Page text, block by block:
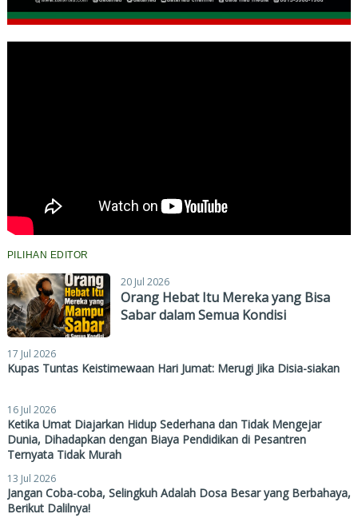
PILIHAN EDITOR
20 Jul 2026
Orang Hebat Itu Mereka yang Bisa
Sabar dalam Semua Kondisi
17 Jul 2026
Kupas Tuntas Keistimewaan Hari Jumat: Merugi Jika Disia-siakan
16 Jul 2026
Ketika Umat Diajarkan Hidup Sederhana dan Tidak Mengejar
Dunia, Dihadapkan dengan Biaya Pendidikan di Pesantren
Ternyata Tidak Murah
13 Jul 2026
Jangan Coba-coba, Selingkuh Adalah Dosa Besar yang Berbahaya,
Berikut Dalilnya!